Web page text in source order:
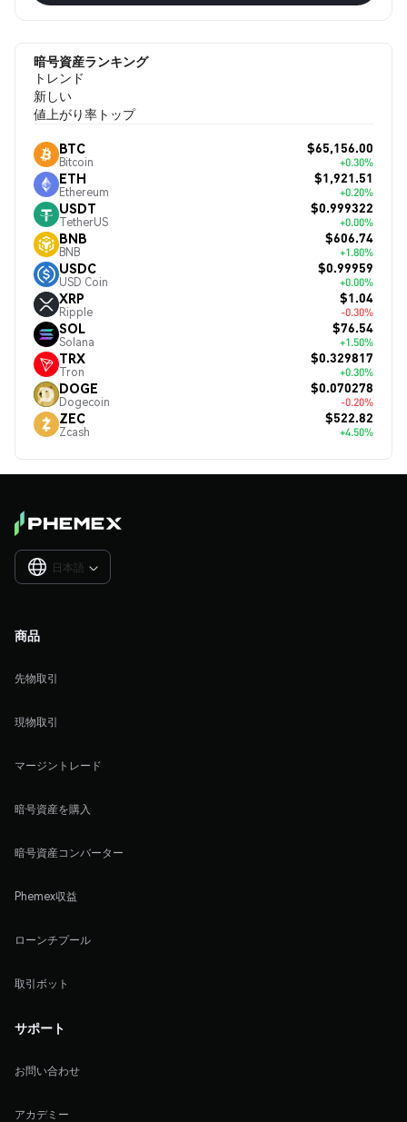
暗号資産ランキング
トレンド
新しい
値上がり率トップ
BTC
Bitcoin
$65,156.00
+0.30%
ETH
Ethereum
$1,921.51
+0.20%
USDT
TetherUS
$0.999322
+0.00%
BNB
BNB
$606.74
+1.80%
USDC
USD Coin
$0.99959
+0.00%
XRP
Ripple
$1.04
-0.30%
SOL
Solana
$76.54
+1.50%
TRX
Tron
$0.329817
+0.30%
DOGE
Dogecoin
$0.070278
-0.20%
ZEC
Zcash
$522.82
+4.50%
日本語 
商品
先物取引
現物取引
マージントレード
暗号資産を購入
暗号資産コンバーター
Phemex収益
ローンチプール
取引ボット
サポート
お問い合わせ
アカデミー